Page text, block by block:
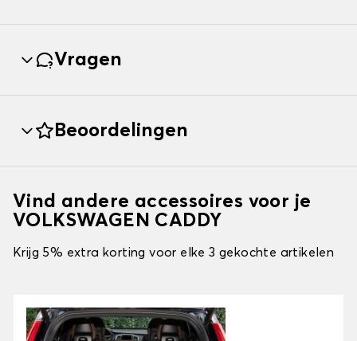
Vragen
Beoordelingen
Vind andere accessoires voor je
VOLKSWAGEN CADDY
Krijg 5% extra korting voor elke 3 gekochte artikelen